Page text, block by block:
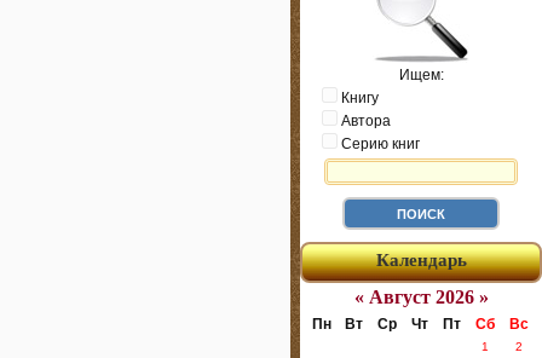
Ищем:
Книгу
Автора
Серию книг
Календарь
« Август 2026 »
Пн Вт Ср Чт Пт Сб Вс
1
2